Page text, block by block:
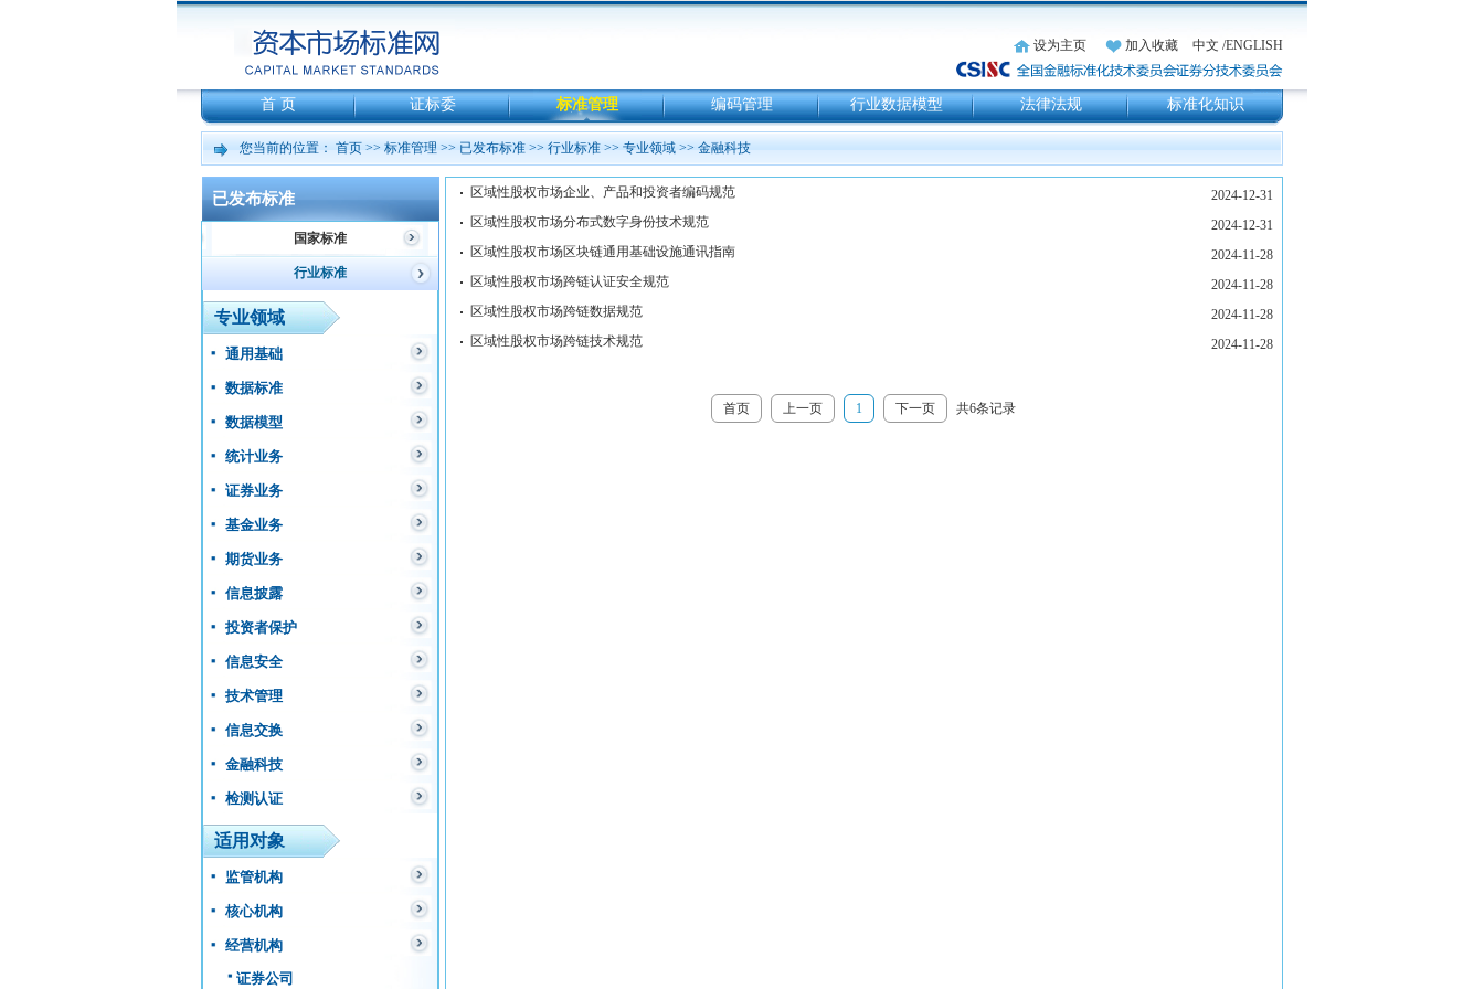
设为主页 加入收藏 中文 /ENGLISH
首 页 证标委 标准管理 编码管理 行业数据模型 法律法规 标准化知识
您当前的位置： 首页 >> 标准管理 >> 已发布标准 >> 行业标准 >> 专业领域 >> 金融科技
已发布标准
国家标准
行业标准
专业领域
通用基础
数据标准
数据模型
统计业务
证券业务
基金业务
期货业务
信息披露
投资者保护
信息安全
技术管理
信息交换
金融科技
检测认证
适用对象
监管机构
核心机构
经营机构
证券公司
首页 上一页 1 下一页 共6条记录